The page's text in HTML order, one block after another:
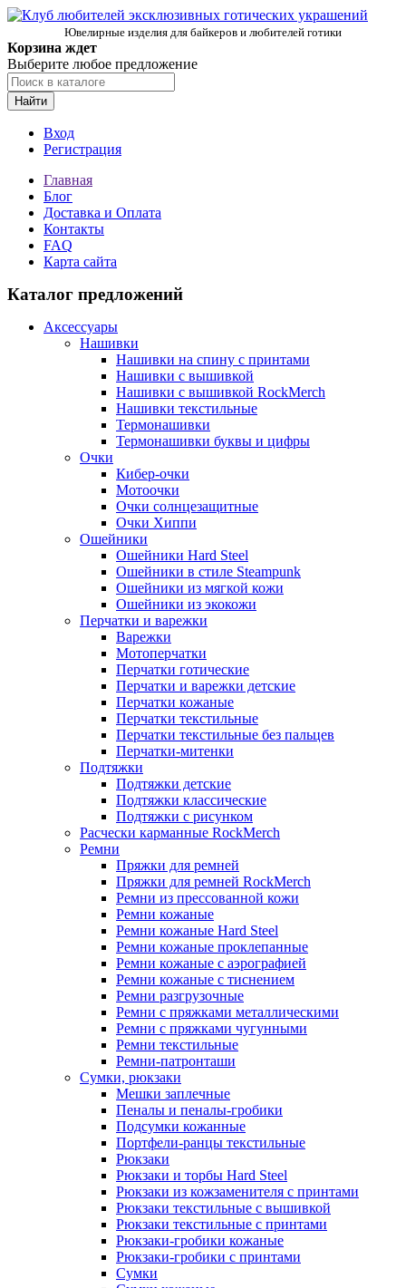
Ювелирные изделия для байкеров и любителей готики
Корзина ждет
Выберите любое предложение
Найти
Вход
Регистрация
Главная
Блог
Доставка и Оплата
Контакты
FAQ
Карта сайта
Каталог предложений
Аксессуары
Нашивки
Нашивки на спину с принтами
Нашивки с вышивкой
Нашивки с вышивкой RockMerch
Нашивки текстильные
Термонашивки
Термонашивки буквы и цифры
Очки
Кибер-очки
Мотоочки
Очки солнцезащитные
Очки Хиппи
Ошейники
Ошейники Hard Steel
Ошейники в стиле Steampunk
Ошейники из мягкой кожи
Ошейники из экокожи
Перчатки и варежки
Варежки
Мотоперчатки
Перчатки готические
Перчатки и варежки детские
Перчатки кожаные
Перчатки текстильные
Перчатки текстильные без пальцев
Перчатки-митенки
Подтяжки
Подтяжки детские
Подтяжки классические
Подтяжки с рисунком
Расчески карманные RockMerch
Ремни
Пряжки для ремней
Пряжки для ремней RockMerch
Ремни из прессованной кожи
Ремни кожаные
Ремни кожаные Hard Steel
Ремни кожаные проклепанные
Ремни кожаные с аэрографией
Ремни кожаные с тиснением
Ремни разгрузочные
Ремни с пряжками металлическими
Ремни с пряжками чугунными
Ремни текстильные
Ремни-патронташи
Сумки, рюкзаки
Мешки заплечные
Пеналы и пеналы-гробики
Подсумки кожанные
Портфели-ранцы текстильные
Рюкзаки
Рюкзаки и торбы Hard Steel
Рюкзаки из кожзаменителя с принтами
Рюкзаки текстильные с вышивкой
Рюкзаки текстильные с принтами
Рюкзаки-гробики кожаные
Рюкзаки-гробики с принтами
Сумки